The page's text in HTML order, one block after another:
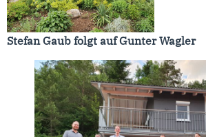
Stefan Gaub folgt auf Gunter Wagler